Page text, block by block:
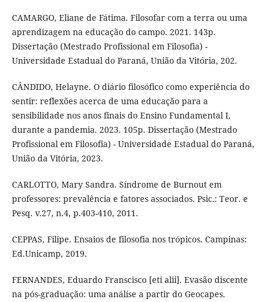
CAMARGO, Eliane de Fátima. Filosofar com a terra ou uma
aprendizagem na educação do campo. 2021. 143p.
Dissertação (Mestrado Profissional em Filosofia) -
Universidade Estadual do Paraná, União da Vitória, 202.
CÂNDIDO, Helayne. O diário filosófico como experiência do
sentir: reflexões acerca de uma educação para a
sensibilidade nos anos finais do Ensino Fundamental I,
durante a pandemia. 2023. 105p. Dissertação (Mestrado
Profissional em Filosofia) - Universidade Estadual do Paraná,
União da Vitória, 2023.
CARLOTTO, Mary Sandra. Síndrome de Burnout em
professores: prevalência e fatores associados. Psic.: Teor. e
Pesq. v.27, n.4, p.403-410, 2011.
CEPPAS, Filipe. Ensaios de filosofia nos trópicos. Campinas:
Ed.Unicamp, 2019.
FERNANDES, Eduardo Franscisco [eti alii]. Evasão discente
na pós-graduação: uma análise a partir do Geocapes.